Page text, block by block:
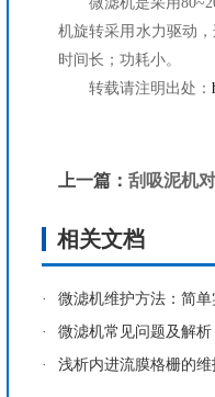
机旋转采用水力驱动
时间长；功耗小。
转载请注明出处：
上一篇： 刮吸泥机
相关文档
· 微滤机维护方法：简
·
微滤机常见问题及解析
·
浅析内进流膜格栅的